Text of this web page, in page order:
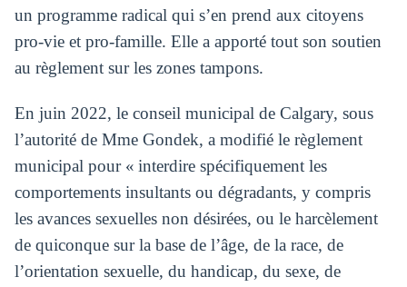
un programme radical qui s’en prend aux citoyens
pro-vie et pro-famille. Elle a apporté tout son soutien
au règlement sur les zones tampons.
En juin 2022, le conseil municipal de Calgary, sous
l’autorité de Mme Gondek, a modifié le règlement
municipal pour « interdire spécifiquement les
comportements insultants ou dégradants, y compris
les avances sexuelles non désirées, ou le harcèlement
de quiconque sur la base de l’âge, de la race, de
l’orientation sexuelle, du handicap, du sexe, de